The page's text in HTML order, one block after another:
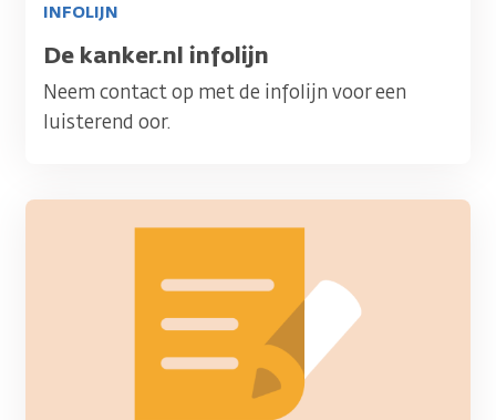
INFOLIJN
Titel
De kanker.nl infolijn
Neem contact op met de infolijn voor een
luisterend oor.
Afbeelding